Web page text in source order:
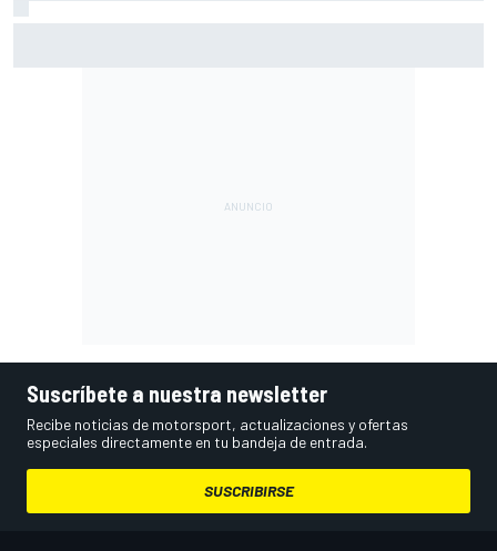
Suscríbete a nuestra newsletter
Recibe noticias de motorsport, actualizaciones y ofertas
especiales directamente en tu bandeja de entrada.
SUSCRIBIRSE